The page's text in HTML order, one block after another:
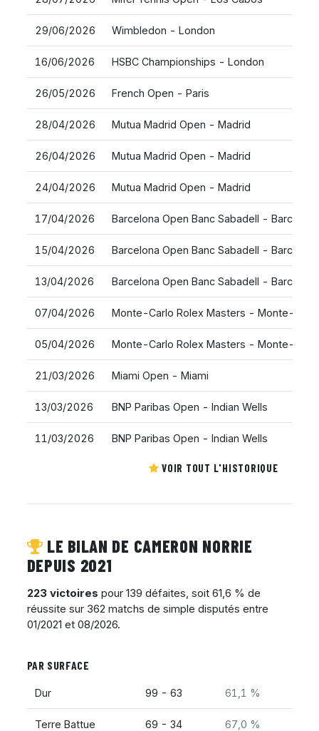
29/06/2026 Wimbledon - London
16/06/2026 HSBC Championships - London
26/05/2026 French Open - Paris
28/04/2026 Mutua Madrid Open - Madrid
26/04/2026 Mutua Madrid Open - Madrid
24/04/2026 Mutua Madrid Open - Madrid
17/04/2026 Barcelona Open Banc Sabadell - Barcelona
15/04/2026 Barcelona Open Banc Sabadell - Barcelona
13/04/2026 Barcelona Open Banc Sabadell - Barcelona
07/04/2026 Monte-Carlo Rolex Masters - Monte-Carlo
05/04/2026 Monte-Carlo Rolex Masters - Monte-Carlo
21/03/2026 Miami Open - Miami
13/03/2026 BNP Paribas Open - Indian Wells
11/03/2026 BNP Paribas Open - Indian Wells
VOIR TOUT L'HISTORIQUE
LE BILAN DE CAMERON NORRIE
DEPUIS 2021
223 victoires pour 139 défaites, soit 61,6 % de
réussite sur 362 matchs de simple disputés entre
01/2021 et 08/2026.
PAR SURFACE
Dur 99 - 63 61,1 %
Terre Battue 69 - 34 67,0 %